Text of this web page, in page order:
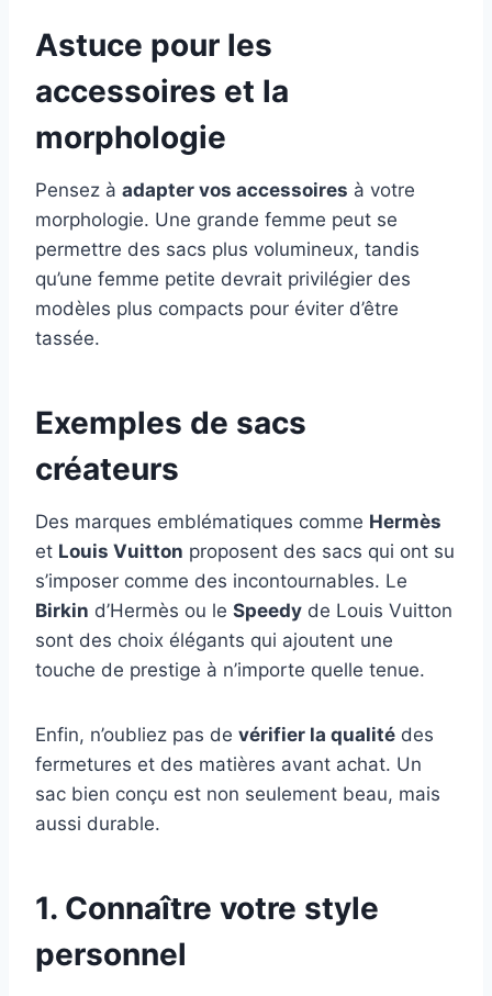
Astuce pour les
accessoires et la
morphologie
Pensez à adapter vos accessoires à votre
morphologie. Une grande femme peut se
permettre des sacs plus volumineux, tandis
qu’une femme petite devrait privilégier des
modèles plus compacts pour éviter d’être
tassée.
Exemples de sacs
créateurs
Des marques emblématiques comme Hermès
et Louis Vuitton proposent des sacs qui ont su
s’imposer comme des incontournables. Le
Birkin d’Hermès ou le Speedy de Louis Vuitton
sont des choix élégants qui ajoutent une
touche de prestige à n’importe quelle tenue.
Enfin, n’oubliez pas de vérifier la qualité des
fermetures et des matières avant achat. Un
sac bien conçu est non seulement beau, mais
aussi durable.
1. Connaître votre style
personnel